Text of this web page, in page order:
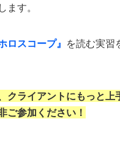
す。
ロスコープ』 を読む実習
クライアントにもっと上
ご参加ください！